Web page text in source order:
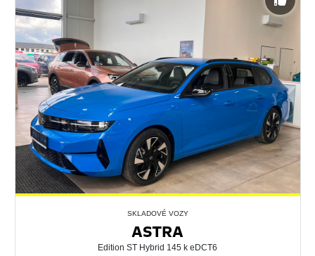
SKLADOVÉ VOZY
ASTRA
Edition ST Hybrid 145 k eDCT6